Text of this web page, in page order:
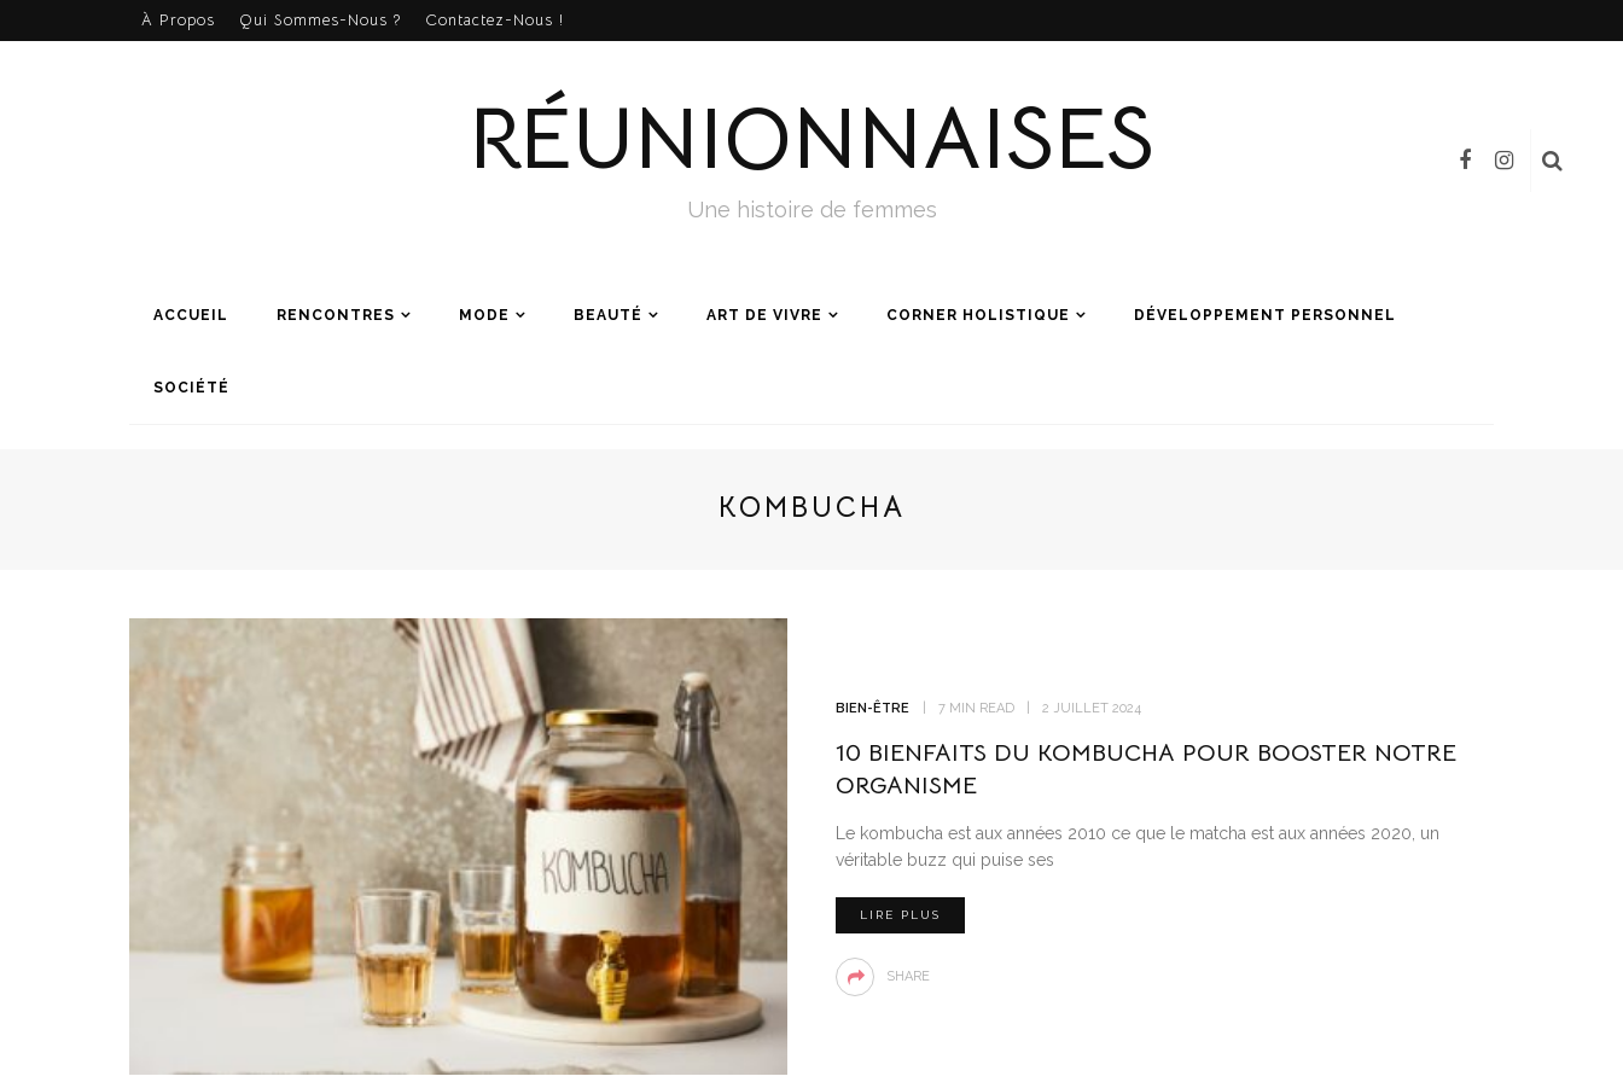
À Propos Qui Sommes-Nous ? Contactez-Nous !
RÉUNIONNAISES
Une histoire de femmes
ACCUEIL RENCONTRES MODE BEAUTÉ ART DE VIVRE CORNER HOLISTIQUE DÉVELOPPEMENT PERSONNEL
SOCIÉTÉ
KOMBUCHA
BIEN-ÊTRE 7 MIN READ 2 JUILLET 2024
10 BIENFAITS DU KOMBUCHA POUR BOOSTER NOTRE
ORGANISME
Le kombucha est aux années 2010 ce que le matcha est aux années 2020, un
véritable buzz qui puise ses
LIRE PLUS
SHARE